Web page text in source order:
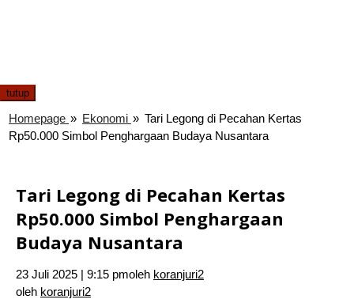
tutup
Homepage » Ekonomi » Tari Legong di Pecahan Kertas
Rp50.000 Simbol Penghargaan Budaya Nusantara
Tari Legong di Pecahan Kertas
Rp50.000 Simbol Penghargaan
Budaya Nusantara
23 Juli 2025 | 9:15 pmoleh koranjuri2
oleh koranjuri2